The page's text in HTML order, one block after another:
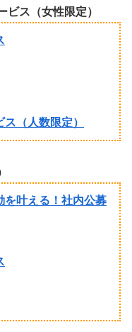
ビス（女性限定）
（人数限定）
を叶える！社内公募